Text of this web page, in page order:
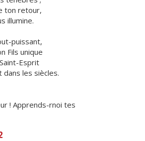
ton retour,
illumine.
puissant,
Fils unique
Esprit
les siècles.
! Apprends-rnoi tes